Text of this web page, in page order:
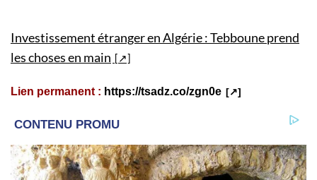
Investissement étranger en Algérie : Tebboune prend
les choses en main
Lien permanent : https://tsadz.co/zgn0e